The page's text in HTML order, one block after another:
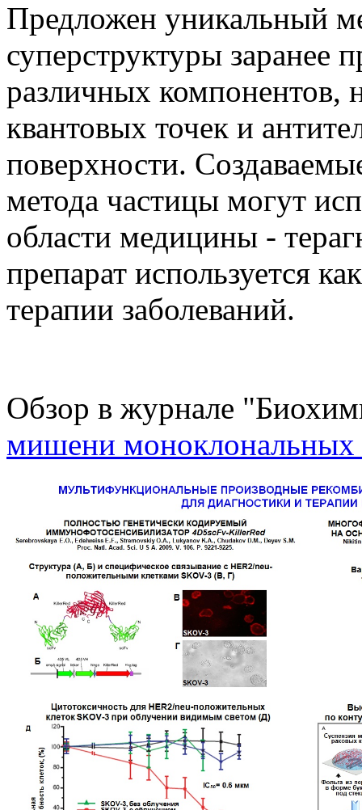
Предложен уникальный
суперструктуры заранее
различных компонентов,
квантовых точек и
поверхности.
метода частицы могут
области медицины -
препарат используется
терапии заболеваний.
Обзор в журнале
мишени моноклональных